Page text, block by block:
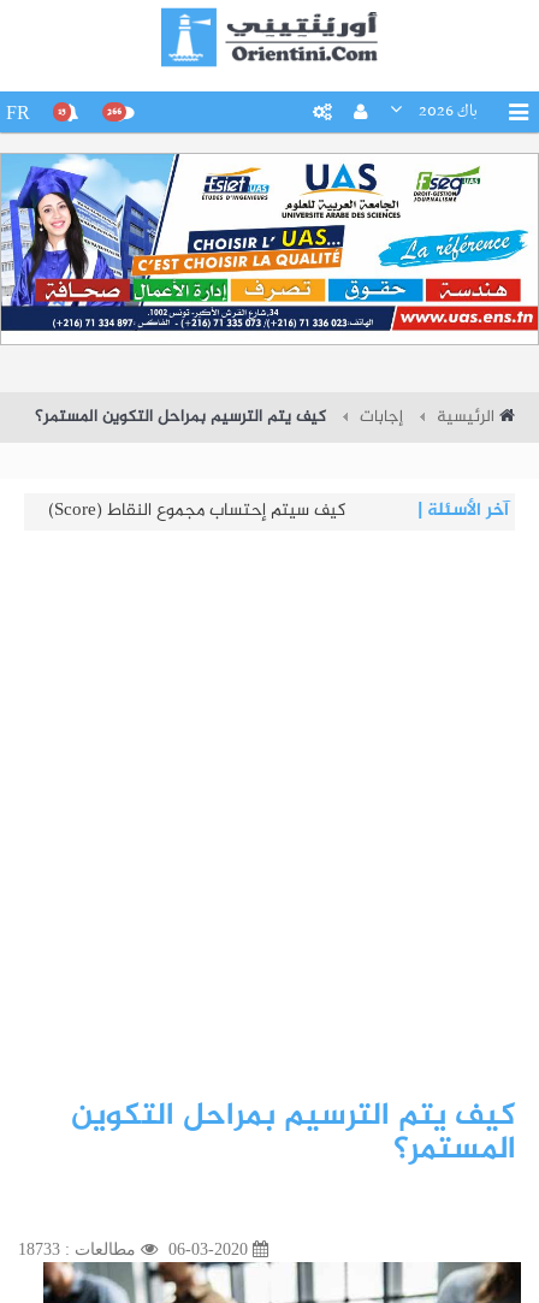
باك 2026 266
15
FR
الرئيسية إجابات كيف يتم الترسيم بمراحل التكوين المستمر؟
آخر الأسئلة|
كم تبلغ طاقة استيعاب المعاهد النموذجية
كيف يتم الترسيم بمراحل التكوين
المستمر؟
مطالعات : 18733